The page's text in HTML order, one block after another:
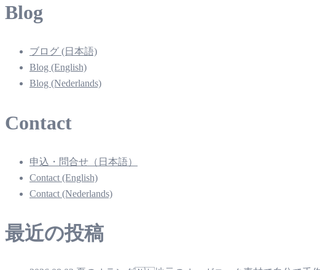
Blog
ブログ (日本語)
Blog (English)
Blog (Nederlands)
Contact
申込・問合せ（日本語）
Contact (English)
Contact (Nederlands)
最近の投稿